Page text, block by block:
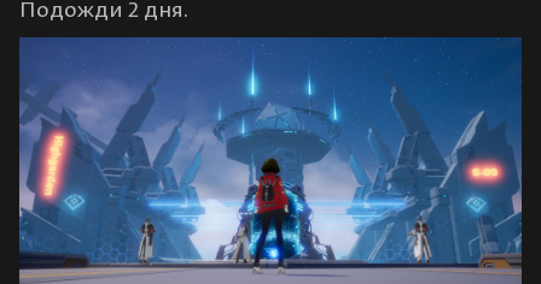
Подожди 2 дня.